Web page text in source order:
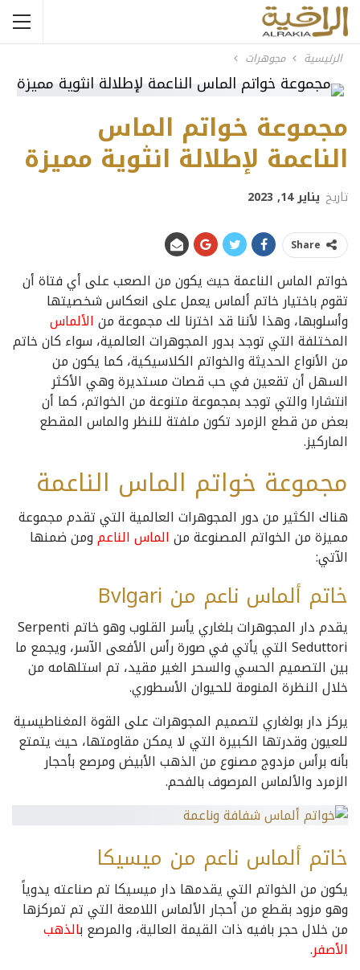
الرئيسية مجوهرات
مجموعة خواتم الماس
الناعمة لإطلالة انثوية مميزة
تاريخ يناير 14, 2023
Share
خواتم الماس الناعمة حيث يكون من الصعب على أي فتاة أن
تقوم باختيار خاتم ألماس يعمل على انعكاس شخصيتها
وأسلوبها، وهذا لأننا قد اخترنا لك مجموعة منالألماس
المختلفة التي توجد بدور المجوهرات العالمية، سواء كان خاتم
من الأنواع الحديثة والخواتم الكلاسيكية، كما يكون من
السهل أن تقعين في حب قصات مستديرة وهي الأكثر
انتشارا والتي توجد بمجموعة متنوعة من الخواتم، كما أن
بعض من قطع الزمرد تكون ملفتة للنظر والماس المقطع
الماركيز.
مجموعة خواتم الماس الناعمة
هناك الكثير من دور المجوهرات العالمية التي تقدم مجموعة
مميزة من الخواتم المصنوعة منالماس الناعمومن ضمنها
الآتي:
خاتم ألماس ناعم من Bvlgari
يقدم دار المجوهرات بلغاري يأسر القلوب وهو خاتمSerpenti
Seduttori التي يأتي في صورة رأس الأفعى الآسر، ويجمع ما
بين التصميم الحسي والسحر الغير مقيد، تم استلهامه من
خلال النظرة المنومة للحيوان الأسطوري.
يركز دار بولغاري لتصميم المجوهرات على القوة المغناطيسية
للعيون وقدرتها الكبيرة التي لا يمكن مقاومتها، حيث يتمتع
بأنه برأس مزدوج مصنوع من الذهب الأبيض ومرصع بأحجار
الزمرد والألماس المرصوف بالفحم.
خاتم ألماس ناعم من ميسيكا
يكون من الخواتم التي يقدمها دار ميسيكا تم صناعته يدوياً
وهو مزود بقطع من أحجار الألماس اللامعة التي تم تمركزها
من خلال حجر بافيه ذات القيمة العالية، والمرصع بالذهب
الأصفر.